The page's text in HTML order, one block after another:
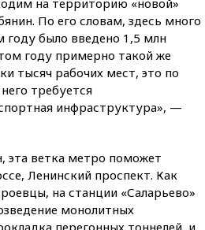
на территорию «новой»
По его словам, здесь много
было введено 1,5 млн
году примерно такой же
тысяч рабочих мест, это по
требуется
инфраструктура», —
эта ветка метро поможет
Ленинский проспект. Как
на станции «Саларьево»
монолитных
перегонных тоннелей, и